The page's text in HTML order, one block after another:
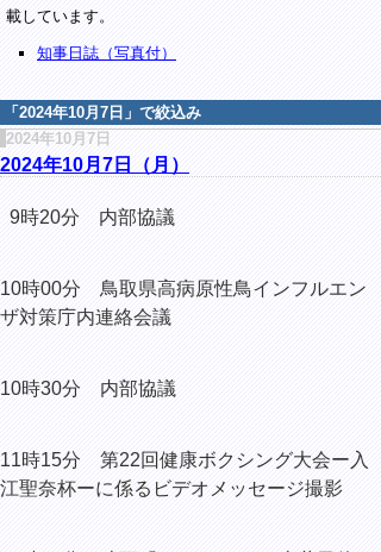
載しています。
知事日誌（写真付）
「 2024年10月7日 」で絞込み
2024年10月7日
2024年10月7日（月）
9時20分 内部協議
10時00分 鳥取県高病原性鳥インフルエン
ザ対策庁内連絡会議
10時30分 内部協議
11時15分 第22回健康ボクシング大会ー入
江聖奈杯ーに係るビデオメッセージ撮影